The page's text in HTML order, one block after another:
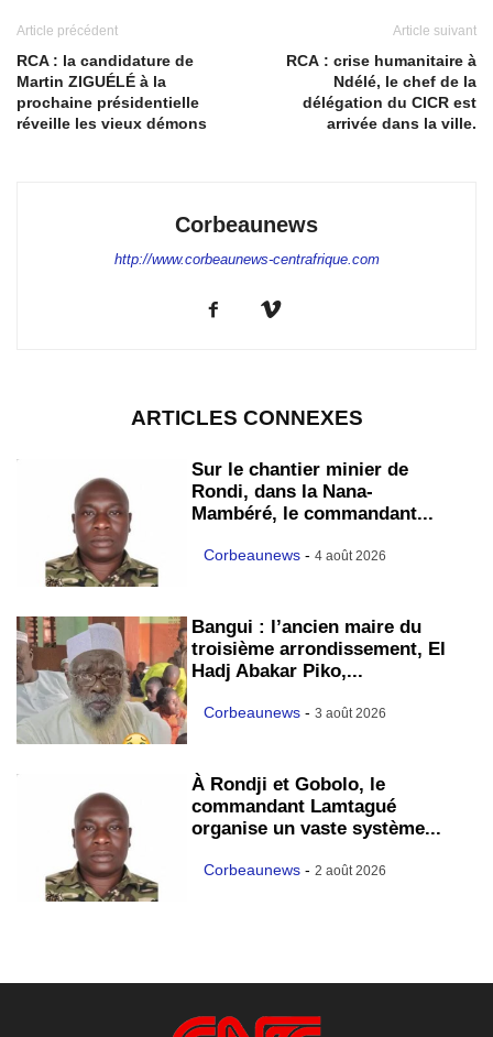
Article précédent
RCA : la candidature de
Martin ZIGUÉLÉ à la
prochaine présidentielle
réveille les vieux démons
Article suivant
RCA : crise humanitaire à
Ndélé, le chef de la
délégation du CICR est
arrivée dans la ville.
Corbeaunews
http://www.corbeaunews-centrafrique.com
ARTICLES CONNEXES
Sur le chantier minier de
Rondi, dans la Nana-
Mambéré, le commandant...
Corbeaunews - 4 août 2026
Bangui : l’ancien maire du
troisième arrondissement, El
Hadj Abakar Piko,...
Corbeaunews - 3 août 2026
À Rondji et Gobolo, le
commandant Lamtagué
organise un vaste système...
Corbeaunews - 2 août 2026